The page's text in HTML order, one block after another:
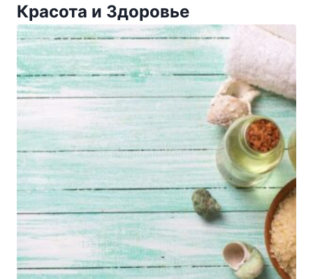
Красота и Здоровье